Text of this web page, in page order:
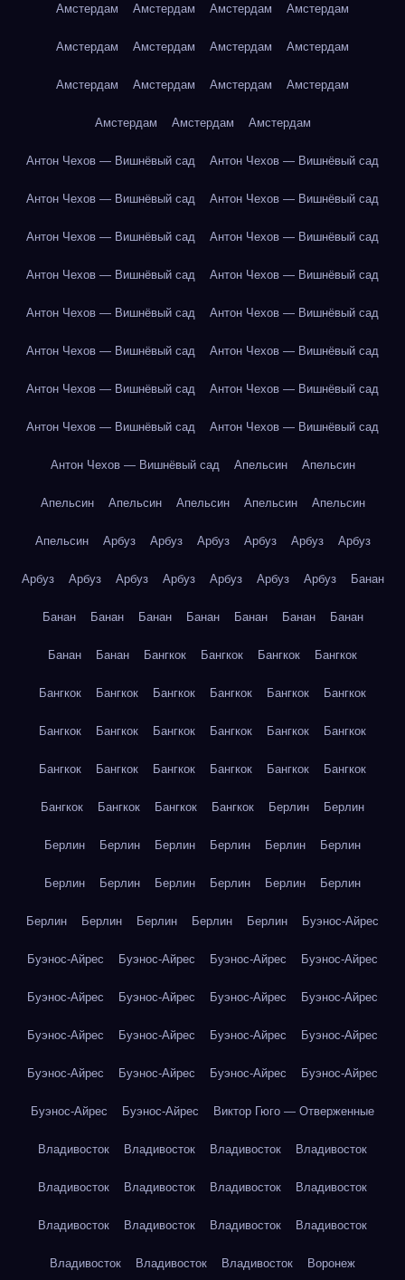
Амстердам Амстердам Амстердам Амстердам
Амстердам Амстердам Амстердам Амстердам
Амстердам Амстердам Амстердам Амстердам
Амстердам Амстердам Амстердам
Антон Чехов — Вишнёвый сад Антон Чехов — Вишнёвый сад
Антон Чехов — Вишнёвый сад Антон Чехов — Вишнёвый сад
Антон Чехов — Вишнёвый сад Антон Чехов — Вишнёвый сад
Антон Чехов — Вишнёвый сад Антон Чехов — Вишнёвый сад
Антон Чехов — Вишнёвый сад Антон Чехов — Вишнёвый сад
Антон Чехов — Вишнёвый сад Антон Чехов — Вишнёвый сад
Антон Чехов — Вишнёвый сад Антон Чехов — Вишнёвый сад
Антон Чехов — Вишнёвый сад Антон Чехов — Вишнёвый сад
Антон Чехов — Вишнёвый сад Апельсин Апельсин
Апельсин Апельсин Апельсин Апельсин Апельсин
Апельсин Арбуз Арбуз Арбуз Арбуз Арбуз Арбуз
Арбуз Арбуз Арбуз Арбуз Арбуз Арбуз Арбуз Банан
Банан Банан Банан Банан Банан Банан Банан
Банан Банан Бангкок Бангкок Бангкок Бангкок
Бангкок Бангкок Бангкок Бангкок Бангкок Бангкок
Бангкок Бангкок Бангкок Бангкок Бангкок Бангкок
Бангкок Бангкок Бангкок Бангкок Бангкок Бангкок
Бангкок Бангкок Бангкок Бангкок Берлин Берлин
Берлин Берлин Берлин Берлин Берлин Берлин
Берлин Берлин Берлин Берлин Берлин Берлин
Берлин Берлин Берлин Берлин Берлин Буэнос-Айрес
Буэнос-Айрес Буэнос-Айрес Буэнос-Айрес Буэнос-Айрес
Буэнос-Айрес Буэнос-Айрес Буэнос-Айрес Буэнос-Айрес
Буэнос-Айрес Буэнос-Айрес Буэнос-Айрес Буэнос-Айрес
Буэнос-Айрес Буэнос-Айрес Буэнос-Айрес Буэнос-Айрес
Буэнос-Айрес Буэнос-Айрес Виктор Гюго — Отверженные
Владивосток Владивосток Владивосток Владивосток
Владивосток Владивосток Владивосток Владивосток
Владивосток Владивосток Владивосток Владивосток
Владивосток Владивосток Владивосток Воронеж